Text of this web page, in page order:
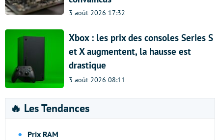
3 août 2026 17:32
Xbox : les prix des consoles Series S
et X augmentent, la hausse est
drastique
3 août 2026 08:11
🔥 Les Tendances
Prix RAM